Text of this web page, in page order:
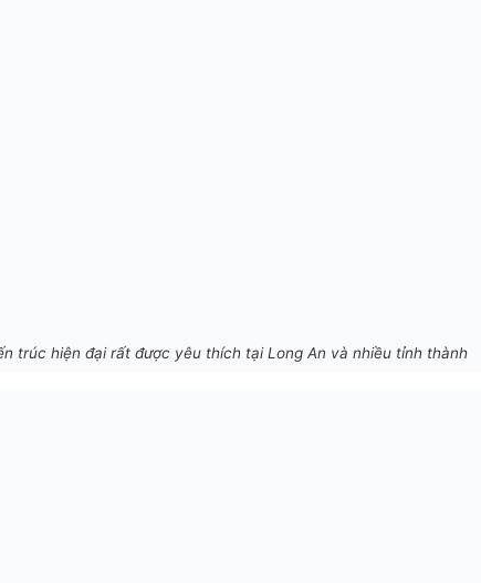
trúc hiện đại rất được yêu thích tại Long An và nhiều tỉnh thành